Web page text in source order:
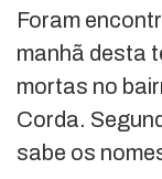
Foram
manhã desta
mortas no
Corda.
sabe os